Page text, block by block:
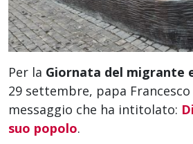
Per la Giornata del migrante
29 settembre, papa
messaggio che ha intitolato:
suo popolo.